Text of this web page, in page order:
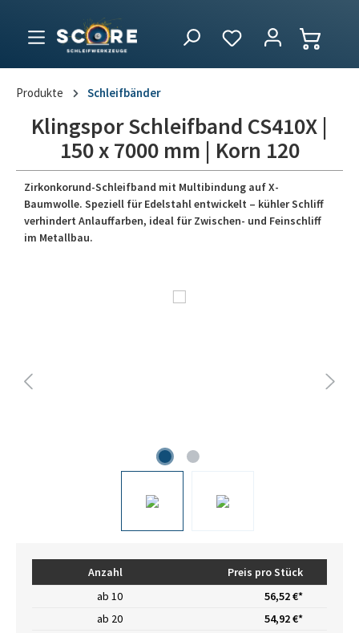
Produkte Schleifbänder
Klingspor Schleifband CS410X |
150 x 7000 mm | Korn 120
Zirkonkorund-Schleifband mit Multibindung auf X-
Baumwolle. Speziell für Edelstahl entwickelt – kühler Schliff
verhindert Anlauffarben, ideal für Zwischen- und Feinschliff
im Metallbau.
Anzahl
Preis pro Stück
ab 10
56,52 €*
ab 20
54,92 €*